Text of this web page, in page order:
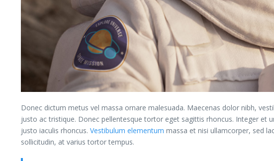
Donec dictum metus vel massa ornare malesuada. Maecenas dolor nibh,
justo ac tristique. Donec pellentesque tortor eget sagittis rhoncus. Integer et
justo iaculis rhoncus. Vestibulum elementum massa et nisi ullamcorper, sed
sollicitudin, at varius tortor tempus.